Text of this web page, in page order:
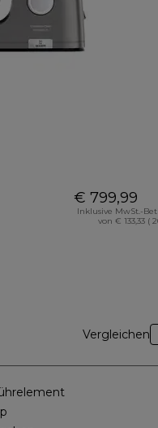
€ 799,99
Inklusive MwSt.-
von € 133,33 (
Vergleichen